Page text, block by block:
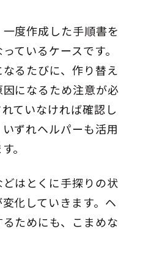
度作成した手順書を
ているケースです。
るたびに、作り替え
になるため注意が必
ていなければ確認し
ずれヘルパーも活用
。
はとくに手探りの状
化していきます。ヘ
ためにも、こまめな